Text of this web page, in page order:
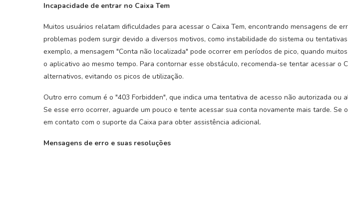
Incapacidade de entrar no Caixa Tem
Muitos usuários relatam dificuldades para acessar o Caixa Tem, encontrando mensagens de
problemas podem surgir devido a diversos motivos, como instabilidade do sistema ou
exemplo, a mensagem "Conta não localizada" pode ocorrer em períodos de pico, quando
o aplicativo ao mesmo tempo. Para contornar esse obstáculo, recomenda-se tentar acessar o
alternativos, evitando os picos de utilização.
Outro erro comum é o "403 Forbidden", que indica uma tentativa de acesso não autorizada ou
Se esse erro ocorrer, aguarde um pouco e tente acessar sua conta novamente mais tarde. Se
em contato com o suporte da Caixa para obter assistência adicional.
Mensagens de erro e suas resoluções